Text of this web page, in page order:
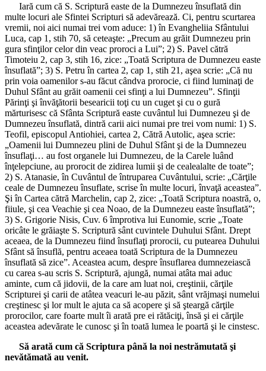
Iară cum că S. Scriptură easte de la Dumnezeu însuflată din
multe locuri ale Sfintei Scripturi să adevărează. Ci, pentru scurtarea
vremii, noi aici numai trei vom aduce: 1) în Evangheliia Sfântului
Luca, cap 1, stih 70, să ceteaşte: „Precum au grăit Dumnezeu prin
gura sfinţilor celor din veac proroci a Lui”; 2) S. Pavel cătră
Timoteiu 2, cap 3, stih 16, zice: „Toată Scriptura de Dumnezeu easte
însuflată”; 3) S. Petru în cartea 2, cap 1, stih 21, aşea scrie: „Că nu
prin voia oamenilor s-au făcut cândva prorocie, ci fiind luminaţi de
Duhul Sfânt au grăit oamenii cei sfinţi a lui Dumnezeu”. Sfinţii
Părinţi şi învăţătorii besearicii toţi cu un cuget şi cu o gură
mărturisesc că Sfânta Scriptură easte cuvântul lui Dumnezeu şi de
Dumnezeu însuflată, dintră carii aici numai pre trei vom numi: 1) S.
Teofil, episcopul Antiohiei, cartea 2, Cătră Autolic, aşea scrie:
„Oamenii lui Dumnezeu plini de Duhul Sfânt şi de la Dumnezeu
însuflaţi… au fost organele lui Dumnezeu, de la Carele luând
înţelepciune, au prorocit de zidirea lumii şi de cealealalte de toate”;
2) S. Atanasie, în Cuvântul de întruparea Cuvântului, scrie: „Cărţile
ceale de Dumnezeu însuflate, scrise în multe locuri, învaţă aceastea”.
Şi în Cartea cătră Marchelin, cap 2, zice: „Toată Scriptura noastră, o,
fiiule, şi cea Veachie şi cea Noao, de la Dumnezeu easte însuflată”;
3) S. Grigorie Nisis, Cuv. 6 împrotiva lui Eunomie, scrie „Toate
oricâte le grăiaşte S. Scriptură sânt cuvintele Duhului Sfânt. Drept
aceaea, de la Dumnezeu fiind însuflaţi prorocii, cu putearea Duhului
Sfânt să însuflă, pentru aceaea toată Scriptura de la Dumnezeu
însuflată să zice”. Aceastea acum, despre însuflarea dumnezeiască
cu carea s-au scris S. Scriptură, ajungă, numai atâta mai aduc
aminte, cum că jidovii, de la care am luat noi, creştinii, cărţile
Scripturei şi carii de atâtea veacuri le-au păzit, sânt vrăjmaşi numelui
creştinesc şi lor mult le ajuta ca să acopere şi să şteargă cărţile
prorocilor, care foarte mult îi arată pre ei rătăciţi, însă şi ei cărţile
aceastea adevărate le cunosc şi în toată lumea le poartă şi le cinstesc.
Să arată cum că Scriptura până la noi nestrămutată şi
nevătămată au venit.